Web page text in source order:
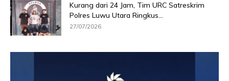
Kurang dari 24 Jam, Tim URC Satreskrim
Polres Luwu Utara Ringkus...
27/07/2026